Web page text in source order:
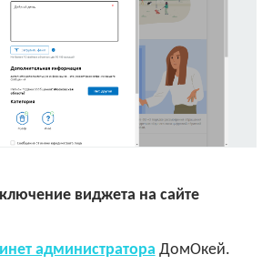
виджета на сайте
администратора ДомОкей.